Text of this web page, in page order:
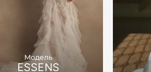
Модель
ESSENS